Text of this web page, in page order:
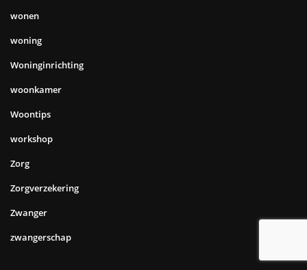
wonen
woning
Woninginrichting
woonkamer
Woontips
workshop
Zorg
Zorgverzekering
Zwanger
zwangerschap